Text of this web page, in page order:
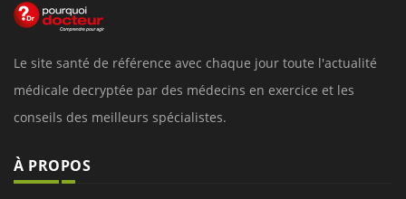
Le site santé de référence avec chaque jour toute l'actualité
médicale decryptée par des médecins en exercice et les
conseils des meilleurs spécialistes.
À PROPOS